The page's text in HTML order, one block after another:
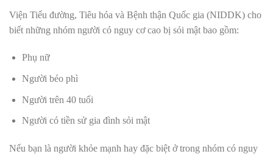
Viện Tiểu đường, Tiêu hóa và Bệnh thận Quốc gia (NIDDK) cho
biết những nhóm người có nguy cơ cao bị sỏi mật bao gồm:
Phụ nữ
Người béo phì
Người trên 40 tuổi
Người có tiền sử gia đình sỏi mật
Nếu bạn là người khỏe mạnh hay đặc biệt ở trong nhóm có nguy